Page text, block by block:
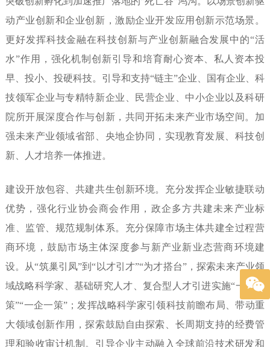
动产业创新和企业创新，激励企业开发应用创新示范场景。
更好发挥科技金融在科技创新与产业创新融合发展中的“活
水”作用，强化机制创新引导和培育耐心资本、私人资本投
早、投小、投硬科技。引导和支持“链主”企业、国有企业、科
技领军企业与专精特新企业、民营企业、中小企业以及科研
院所开展深度合作与创新，共同开拓未来产业市场空间。加
强未来产业领域省部、央地企协同，实现教育发展、科技创
新、人才培养一体推进。
建设开放包容、共建共生创新环境。 充分发挥企业敏捷联动
优势，强化行业协会商会作用，政企多方共建未来产业标
准、监管、规范规制体系。充分保障市场主体共建全过程营
商环境，鼓励市场主体深度参与新产业新业态营商环境建
设。从“筑巢引凤”到“以才引才”“为才搭台”，探索未来产业领
域战略科学家、基础研究人才、复合型人才引进实施“一才一
策”“一企一策”；发挥战略科学家引领科技前瞻布局、带动重
大领域创新作用，探索鼓励自由探索、长周期支持的经费管
理和验收审计机制。引导企业主动融入全球前沿技术研发和